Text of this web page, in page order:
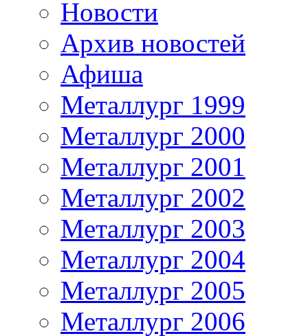
Новости
Архив новостей
Афиша
Металлург 1999
Металлург 2000
Металлург 2001
Металлург 2002
Металлург 2003
Металлург 2004
Металлург 2005
Металлург 2006